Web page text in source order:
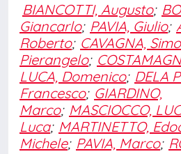
BIANCOTTI, Augusto;
Giancarlo; PAVIA, Giulio;
Roberto; CAVAGNA,
Pierangelo;
LUCA, Domenico; DELA
Francesco; GIARDINO,
Marco; MASCIOCCO,
Luca; MARTINETTO,
Michele; PAVIA, Marco;